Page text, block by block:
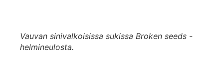
Vauvan sinivalkoisissa sukissa Broken seeds -
helmineulosta.